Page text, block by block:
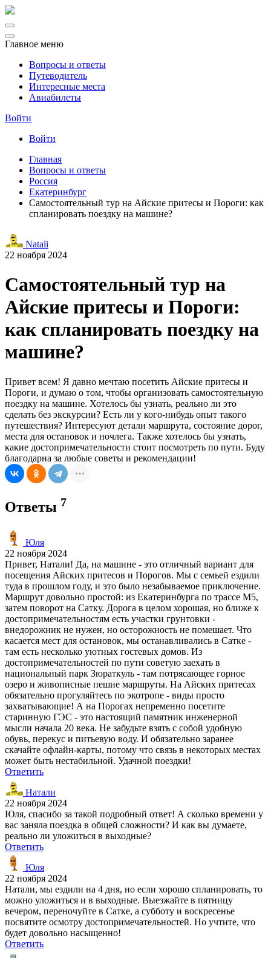
Главное меню
Вопросы и ответы
Путеводитель
Интересные места
Авиабилеты
Войти
Войти
Главная
Вопросы и ответы
Россия
Екатеринбург
Самостоятельный тур на Айские притесы и Пороги: как
спланировать поездку на машине?
Natali
22 ноября 2024
Самостоятельный тур на
Айские притесы и Пороги:
как спланировать поездку на
машине?
Привет всем! Я давно мечтаю посетить Айские притесы и
Пороги, и думаю о том, чтобы организовать самостоятельную
поездку на машине. Хотелось бы узнать, реально ли это
сделать без экскурсии? Есть ли у кого-нибудь опыт такого
путешествия? Интересуют детали маршрута, состояние дорог,
места для остановок и ночлега. Также хотелось бы узнать,
какие достопримечательности стоит посмотреть по пути. Буду
благодарна за любые советы и рекомендации!
Ответы 7
Юля
22 ноября 2024
Привет, Натали! Да, на машине - это отличный вариант для
посещения Айских притесов и Порогов. Мы с семьей ездили
туда в прошлом году, и это было незабываемое приключение.
Маршрут довольно простой: из Екатеринбурга по трассе М5,
затем поворот на Сатку. Дорога в целом хорошая, но ближе к
достопримечательностям есть участки грунтовки -
внедорожник не нужен, но осторожность не помешает. Что
касается мест для остановок, мы останавливались в Сатке -
там есть несколько уютных гостевых домов. Из
достопримечательностей по пути советую заехать в
национальный парк Зюраткуль - там потрясающее горное
озеро и живописные пешие маршруты. На Айских притесах
обязательно прогуляйтесь по экотропе - виды просто
захватывающие! А на Порогах непременно посетите
старинную ГЭС - это настоящий памятник инженерной
мысли начала 20 века. Не забудьте взять с собой удобную
обувь, перекус и питьевую воду. И обязательно заранее
скачайте офлайн-карты, потому что связь в некоторых местах
может быть нестабильной. Удачной поездки!
Ответить
Натали
22 ноября 2024
Юля, спасибо за такой подробный ответ! А сколько времени у
вас заняла поездка в общей сложности? И как вы думаете,
реально ли уложиться в выходные?
Ответить
Юля
22 ноября 2024
Натали, мы ездили на 4 дня, но если хорошо спланировать, то
можно уложиться и в выходные. Выезжайте в пятницу
вечером, переночуйте в Сатке, а субботу и воскресенье
посвятите осмотру достопримечательностей. Но учтите, что
будет довольно насыщенно!
Ответить